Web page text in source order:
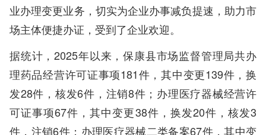
业办理变更业务，切实为企业办事减负提速，助力市
场主体便捷办证，受到了企业欢迎。
据统计，2025年以来，保康县市场监督管理局共办
理药品经营许可证事项181件，其中变更139件，换
发28件，核发6件，注销8件；办理医疗器械经营许
可证事项67件，其中变更38件，换发20件，核发3
件，注销6件；办理医疗器械二类备案67件，其中变